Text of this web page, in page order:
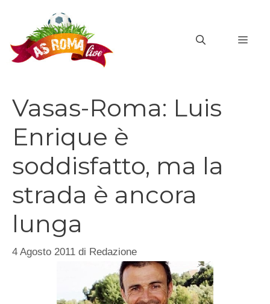
contenuto
Vasas-Roma: Luis
Enrique è
soddisfatto, ma la
strada è ancora
lunga
4 Agosto 2011 di Redazione